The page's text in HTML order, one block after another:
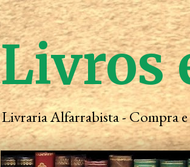
Livros
Livraria Alfarrabista - Compra